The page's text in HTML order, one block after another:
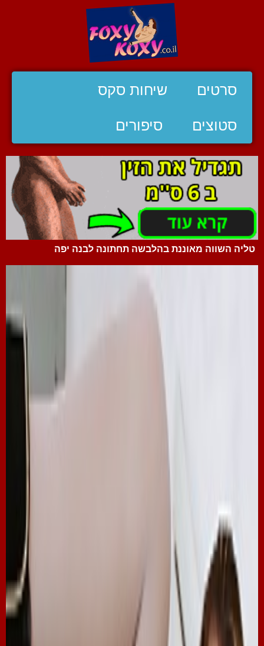
סרטים שיחות סקס
סטוצים סיפורים
טליה השווה מאוננת בהלבשה תחתונה לבנה יפה